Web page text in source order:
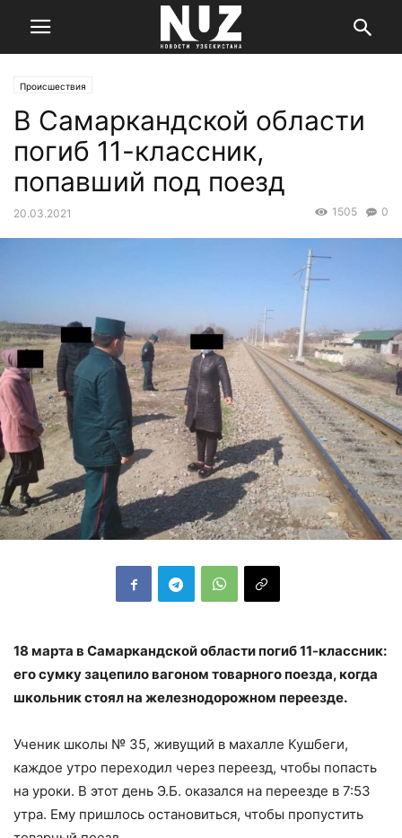
Происшествия
В Самаркандской области
погиб 11-классник,
попавший под поезд
20.03.2021 0
1505
18 марта в Самаркандской области погиб 11-классник:
его сумку зацепило вагоном товарного поезда, когда
школьник стоял на железнодорожном переезде.
Ученик школы № 35, живущий в махалле Кушбеги,
каждое утро переходил через переезд, чтобы попасть
на уроки. В этот день Э.Б. оказался на переезде в 7:53
утра. Ему пришлось остановиться, чтобы пропустить